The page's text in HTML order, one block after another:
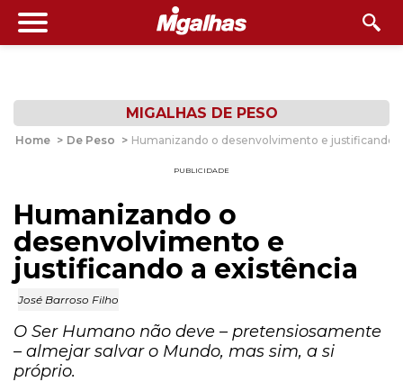
MIGALHAS DE PESO
Home > De Peso > Humanizando o desenvolvimento e justificando
PUBLICIDADE
Humanizando o
desenvolvimento e
justificando a existência
José Barroso Filho
O Ser Humano não deve – pretensiosamente
– almejar salvar o Mundo, mas sim, a si
próprio.